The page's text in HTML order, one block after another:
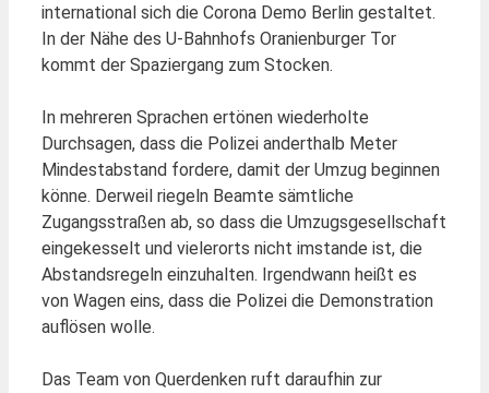
international sich die Corona Demo Berlin gestaltet.
In der Nähe des U-Bahnhofs Oranienburger Tor
kommt der Spaziergang zum Stocken.
In mehreren Sprachen ertönen wiederholte
Durchsagen, dass die Polizei anderthalb Meter
Mindestabstand fordere, damit der Umzug beginnen
könne. Derweil riegeln Beamte sämtliche
Zugangsstraßen ab, so dass die Umzugsgesellschaft
eingekesselt und vielerorts nicht imstande ist, die
Abstandsregeln einzuhalten. Irgendwann heißt es
von Wagen eins, dass die Polizei die Demonstration
auflösen wolle.
Das Team von Querdenken ruft daraufhin zur